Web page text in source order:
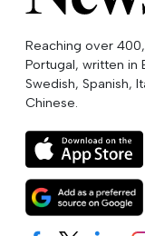
Reaching over
Portugal, written in
Swedish, Spanish,
Chinese.